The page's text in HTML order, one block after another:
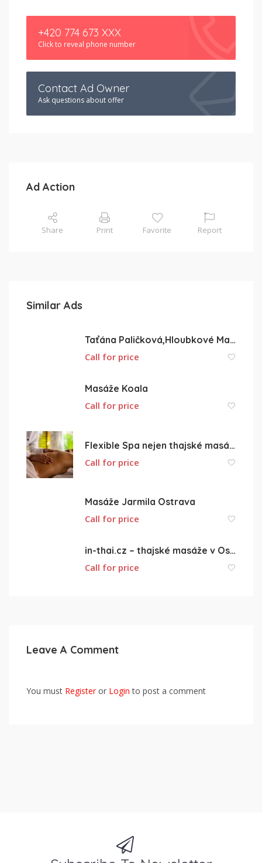
+420 774 673 XXX
Click to reveal phone number
Contact Ad Owner
Ask questions about offer
Ad Action
Share Print Favorite Report
Similar Ads
Taťána Paličková,Hloubkové Masáže Ostrava-Hrabůvka.
Call for price
Masáže Koala
Call for price
Flexible Spa nejen thajské masáže
Call for price
Masáže Jarmila Ostrava
Call for price
in-thai.cz – thajské masáže v Ostravě
Call for price
Leave A Comment
You must Registeror Login to post a comment